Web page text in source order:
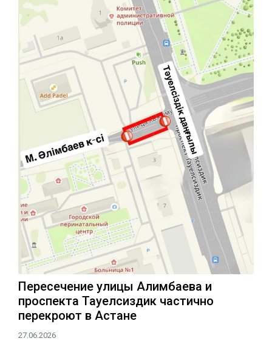
Пересечение улицы Алимбаева и
проспекта Тауелсиздик частично
перекроют в Астане
27.06.2026